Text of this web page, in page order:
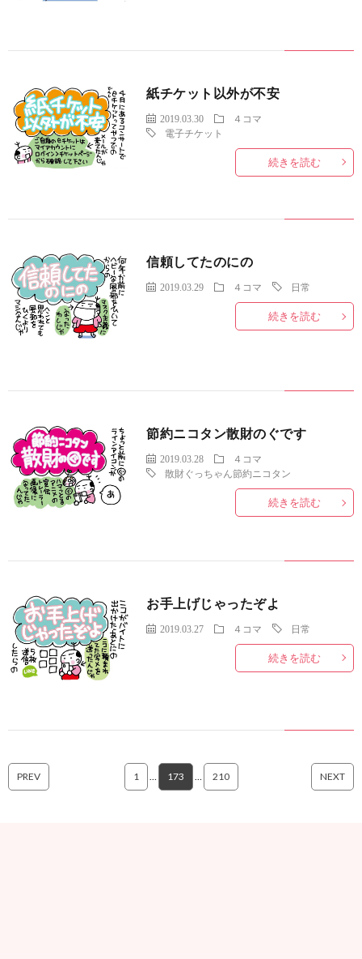
紙チケット以外が不安
2019.03.30
４コマ
電子チケット
続きを読む
信頼してたのにの
2019.03.29 ４コマ 日常
続きを読む
節約ニコタン散財のぐです
2019.03.28
４コマ
散財ぐっちゃん節約ニコタン
続きを読む
お手上げじゃったぞよ
2019.03.27 ４コマ 日常
続きを読む
PREV 1 … 173 … 210 NEXT